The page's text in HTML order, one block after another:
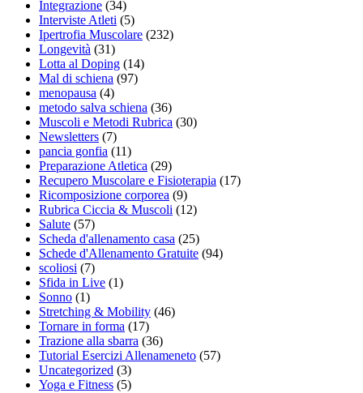
Integrazione (34)
Interviste Atleti (5)
Ipertrofia Muscolare (232)
Longevità (31)
Lotta al Doping (14)
Mal di schiena (97)
menopausa (4)
metodo salva schiena (36)
Muscoli e Metodi Rubrica (30)
Newsletters (7)
pancia gonfia (11)
Preparazione Atletica (29)
Recupero Muscolare e Fisioterapia (17)
Ricomposizione corporea (9)
Rubrica Ciccia & Muscoli (12)
Salute (57)
Scheda d'allenamento casa (25)
Schede d'Allenamento Gratuite (94)
scoliosi (7)
Sfida in Live (1)
Sonno (1)
Stretching & Mobility (46)
Tornare in forma (17)
Trazione alla sbarra (36)
Tutorial Esercizi Allenameneto (57)
Uncategorized (3)
Yoga e Fitness (5)